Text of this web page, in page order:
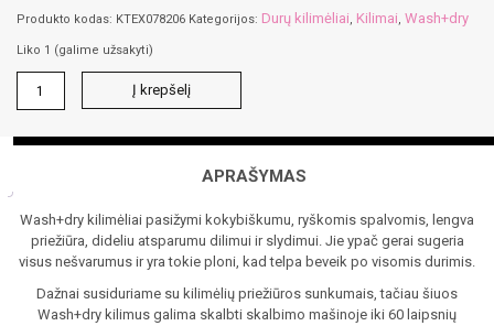
Produkto kodas: KTEX078206 Kategorijos: Durų kilimėliai, Kilimai, Wash+dry
Liko 1 (galime užsakyti)
kiekis:
kilimėlis
Į krepšelį
APRAŠYMAS
Wash+dry kilimėliai pasižymi kokybiškumu, ryškomis spalvomis, lengva
priežiūra, dideliu atsparumu dilimui ir slydimui. Jie ypač gerai sugeria
visus nešvarumus ir yra tokie ploni, kad telpa beveik po visomis durimis.
Dažnai susiduriame su kilimėlių priežiūros sunkumais, tačiau šiuos
Wash+dry kilimus galima skalbti skalbimo mašinoje iki 60 laipsnių